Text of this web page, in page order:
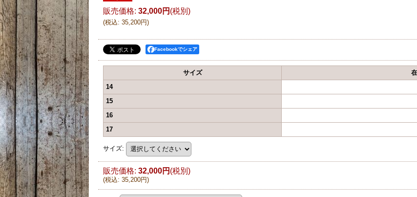
販売価格: 32,000円 (税別)
(税込: 35,200円)
Facebookでシェア
サイズ
14
15
16
17
サイズ:
販売価格: 32,000円 (税別)
(税込: 35,200円)